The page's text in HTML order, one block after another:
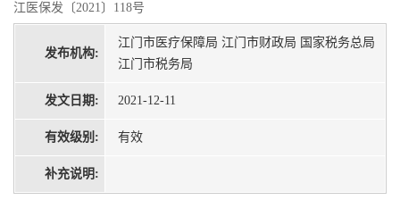
江医保发〔2021〕118号
发布机构:
江门市医疗保障局 江门市财政局 国家税务总局
江门市税务局
发文日期: 2021-12-11
有效级别: 有效
补充说明: